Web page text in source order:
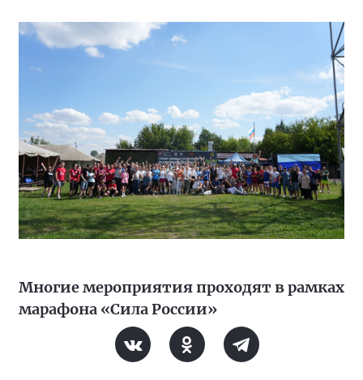
Многие мероприятия проходят в рамках
марафона «Сила России»